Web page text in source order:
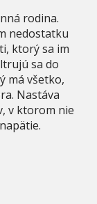
rodina.
nedostatku
ktorý sa im
sa do
má všetko,
Nastáva
v ktorom nie